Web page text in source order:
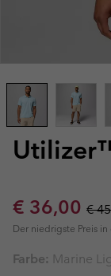
Sale price:
€ 36,00 €
Der niedrigste Preis
Farbe: Marine